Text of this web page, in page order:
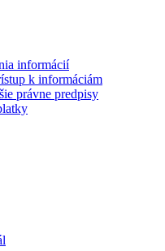
informácií
k informáciám
právne predpisy